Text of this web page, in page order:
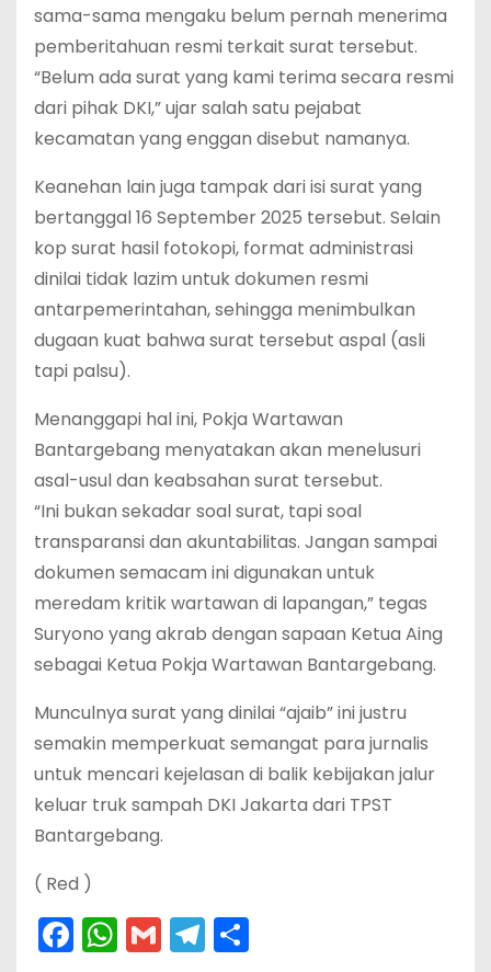
sama-sama mengaku belum pernah menerima
pemberitahuan resmi terkait surat tersebut.
“Belum ada surat yang kami terima secara resmi
dari pihak DKI,” ujar salah satu pejabat
kecamatan yang enggan disebut namanya.
Keanehan lain juga tampak dari isi surat yang
bertanggal 16 September 2025 tersebut. Selain
kop surat hasil fotokopi, format administrasi
dinilai tidak lazim untuk dokumen resmi
antarpemerintahan, sehingga menimbulkan
dugaan kuat bahwa surat tersebut aspal (asli
tapi palsu).
Menanggapi hal ini, Pokja Wartawan
Bantargebang menyatakan akan menelusuri
asal-usul dan keabsahan surat tersebut.
“Ini bukan sekadar soal surat, tapi soal
transparansi dan akuntabilitas. Jangan sampai
dokumen semacam ini digunakan untuk
meredam kritik wartawan di lapangan,” tegas
Suryono yang akrab dengan sapaan Ketua Aing
sebagai Ketua Pokja Wartawan Bantargebang.
Munculnya surat yang dinilai “ajaib” ini justru
semakin memperkuat semangat para jurnalis
untuk mencari kejelasan di balik kebijakan jalur
keluar truk sampah DKI Jakarta dari TPST
Bantargebang.
( Red )
F W G T